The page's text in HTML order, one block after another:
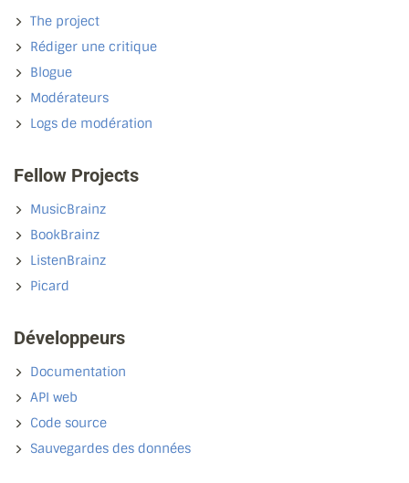
The project
Rédiger une critique
Blogue
Modérateurs
Logs de modération
Fellow Projects
MusicBrainz
BookBrainz
ListenBrainz
Picard
Développeurs
Documentation
API web
Code source
Sauvegardes des données